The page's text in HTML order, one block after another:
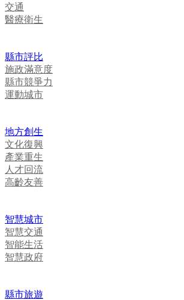
交通
醫療衛生
縣市評比
施政滿意度
縣市競爭力
運動城市
地方創生
文化復興
產業重生
人才回流
高齡友善
智慧城市
智慧交通
智能生活
智慧政府
縣市旅遊